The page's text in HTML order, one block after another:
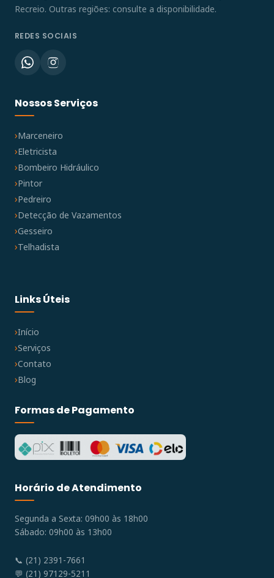
Recreio. Outras regiões: consulte a disponibilidade.
REDES SOCIAIS
Nossos Serviços
Marceneiro
Eletricista
Bombeiro Hidráulico
Pintor
Pedreiro
Detecção de Vazamentos
Gesseiro
Telhadista
Links Úteis
Início
Serviços
Contato
Blog
Formas de Pagamento
Horário de Atendimento
Segunda a Sexta: 09h00 às 18h00
Sábado: 09h00 às 13h00
📞 (21) 2391-7661
💬 (21) 97129-5211